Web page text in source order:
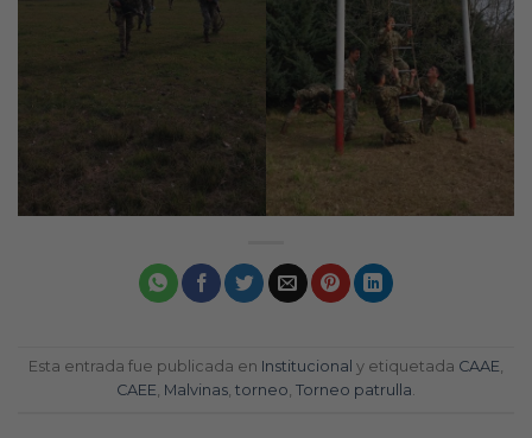
Esta entrada fue publicada en Institucional y etiquetada CAAE,
CAEE, Malvinas, torneo, Torneo patrulla.